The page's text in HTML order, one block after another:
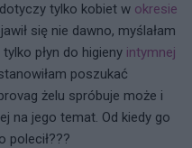
tylko kobiet w okresie
się nie dawno, myślałam
płyn do higieny intymnej
poszukać
żelu spróbuje może i
na jego temat. Od kiedy go
polecił???